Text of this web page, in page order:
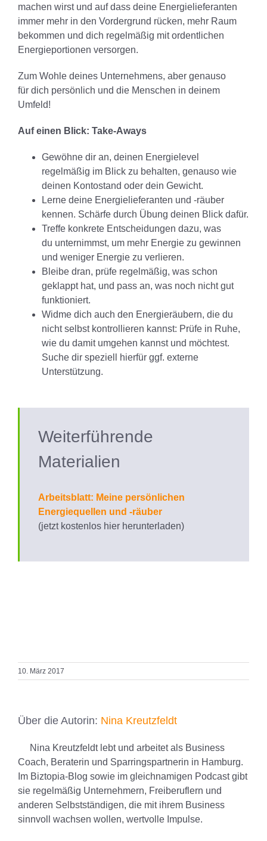
machen wirst und auf dass deine Energielieferanten
immer mehr in den Vordergrund rücken, mehr Raum
bekommen und dich regelmäßig mit ordentlichen
Energieportionen versorgen.
Zum Wohle deines Unternehmens, aber genauso
für dich persönlich und die Menschen in deinem
Umfeld!
Auf einen Blick: Take-Aways
Gewöhne dir an, deinen Energielevel
regelmäßig im Blick zu behalten, genauso wie
deinen Kontostand oder dein Gewicht.
Lerne deine Energielieferanten und -räuber
kennen. Schärfe durch Übung deinen Blick dafür.
Treffe konkrete Entscheidungen dazu, was
du unternimmst, um mehr Energie zu gewinnen
und weniger Energie zu verlieren.
Bleibe dran, prüfe regelmäßig, was schon
geklappt hat, und pass an, was noch nicht gut
funktioniert.
Widme dich auch den Energieräubern, die du
nicht selbst kontrollieren kannst: Prüfe in Ruhe,
wie du damit umgehen kannst und möchtest.
Suche dir speziell hierfür ggf. externe
Unterstützung.
Weiterführende
Materialien
Arbeitsblatt: Meine persönlichen
Energiequellen und -räuber
(jetzt kostenlos hier herunterladen)
10. März 2017
Über die Autorin: Nina Kreutzfeldt
Nina Kreutzfeldt lebt und arbeitet als Business
Coach, Beraterin und Sparringspartnerin in Hamburg.
Im Biztopia-Blog sowie im gleichnamigen Podcast gibt
sie regelmäßig Unternehmern, Freiberuflern und
anderen Selbstständigen, die mit ihrem Business
sinnvoll wachsen wollen, wertvolle Impulse.